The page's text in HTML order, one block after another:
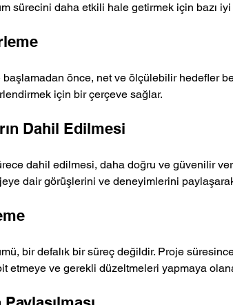
sürecini daha etkili hale getirmek için bazı
önce, net ve ölçülebilir hedefler
için bir çerçeve sağlar.
Dahil Edilmesi
dahil edilmesi, daha doğru ve güvenilir
dair görüşlerini ve deneyimlerini
bir defalık bir süreç değildir. Proje
etmeye ve gerekli düzeltmeleri yapmaya